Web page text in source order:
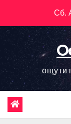
содержимому
Сб.